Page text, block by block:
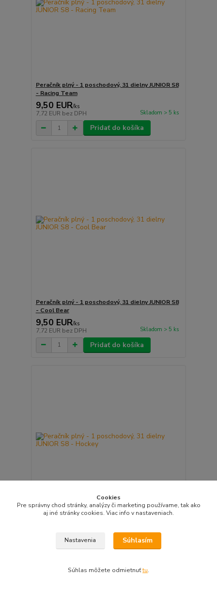
Peračník plný - 1 poschodový, 31 dielny JUNIOR S8
- Racing Team
9,50 EUR/ks
7,72 EUR bez DPH Skladom > 5 ks
Pridať do košíka
Peračník plný - 1 poschodový, 31 dielny JUNIOR S8
- Cool Bear
9,50 EUR/ks
7,72 EUR bez DPH Skladom > 5 ks
Pridať do košíka
9,50 EUR/ks
7,72 EURbez DPH Skladom > 5 ks
Cookies
Pre správny chod stránky, analýzy či marketing používame, tak ako
aj iné stránky cookies. Viac info v nastaveniach.
Nastavenia Súhlasím
Súhlas môžete odmietnuťtu.